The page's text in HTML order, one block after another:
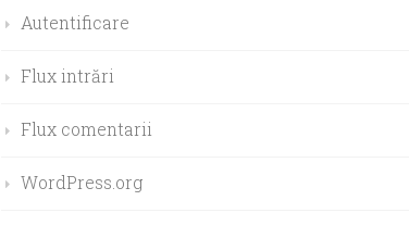
Autentificare
Flux intrări
Flux comentarii
WordPress.org